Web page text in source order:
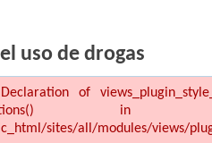
uso de drogas
of
in /home/
sites/all/modules/views/